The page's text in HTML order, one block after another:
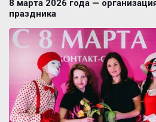
8 марта 2026 года —
праздника